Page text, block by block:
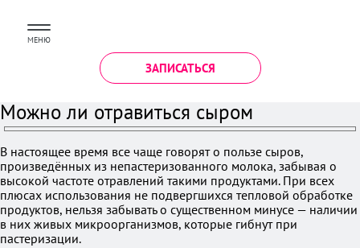
МЕНЮ
ЗАПИСАТЬСЯ
Можно ли отравиться сыром
В настоящее время все чаще говорят о пользе сыров,
произведённых из непастеризованного молока, забывая о
высокой частоте отравлений такими продуктами. При всех
плюсах использования не подвергшихся тепловой обработке
продуктов, нельзя забывать о существенном минусе — наличии
в них живых микроорганизмов, которые гибнут при
пастеризации.